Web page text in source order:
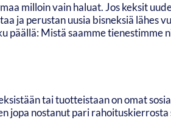
milloin vain haluat. Jos keksit
ja perustan uusia bisneksiä lähes
päällä: Mistä saamme
tai tuotteistaan on omat
jopa nostanut pari